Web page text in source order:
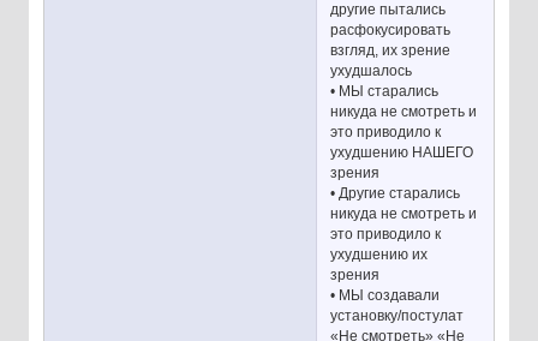
другие пытались
расфокусировать
взгляд, их зрение
ухудшалось
• МЫ старались
никуда не смотреть и
это приводило к
ухудшению НАШЕГО
зрения
• Другие старались
никуда не смотреть и
это приводило к
ухудшению их
зрения
• МЫ создавали
установку/постулат
«Не смотреть» «Не